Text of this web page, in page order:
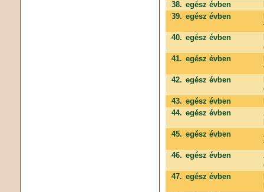
38. egész évben
39. egész évben
40. egész évben
41. egész évben
42. egész évben
43. egész évben
44. egész évben
45. egész évben
46. egész évben
47. egész évben